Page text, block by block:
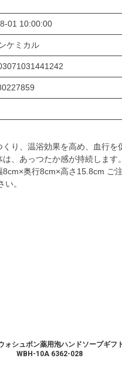
01 10:00:00
ケミカル
り、温浴効果を高め、血行
、あっつたか感が持続しま
奥行8cm×高さ15.8cm ご
。
ォシュボン薬用泡ハンドソープギフ
WBH-10A 6362-028